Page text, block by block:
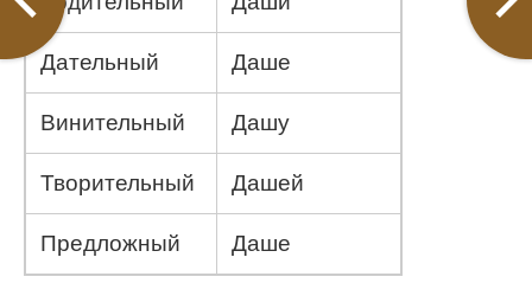
Дательный Даше
Винительный Дашу
Творительный Дашей
Предложный Даше